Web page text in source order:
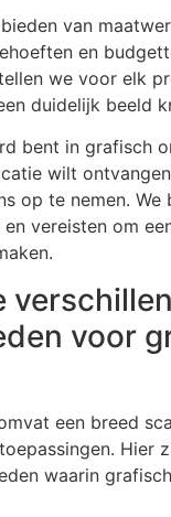
van
en
we voor elk
duidelijk beeld
bent in grafisch
wilt
op te nemen. We
vereisten om
voor
een breed
Hier
waarin